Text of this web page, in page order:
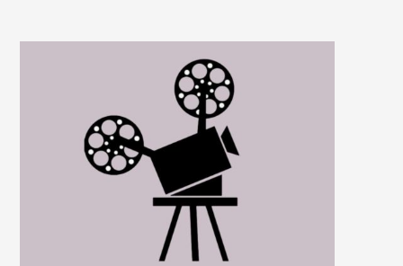
человека и узнаем, видно ли, когда…